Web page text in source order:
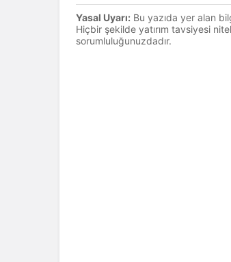
Yasal Uyarı: Bu yazıda yer alan
Hiçbir şekilde yatırım tavsiyesi
sorumluluğunuzdadır.